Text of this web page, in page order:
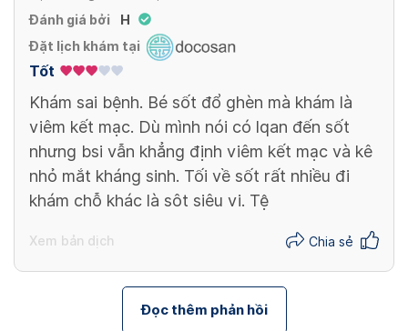
Đánh giá bởi
H
Đặt lịch khám tại
Tốt
Khám sai bệnh. Bé sốt đổ ghèn mà khám là
viêm kết mạc. Dù mình nói có lqan đến sốt
nhưng bsi vẫn khẳng định viêm kết mạc và kê
nhỏ mắt kháng sinh. Tối về sốt rất nhiều đi
khám chỗ khác là sôt siêu vi. Tệ
Xem bản dịch Chia sẻ
Đọc thêm phản hồi